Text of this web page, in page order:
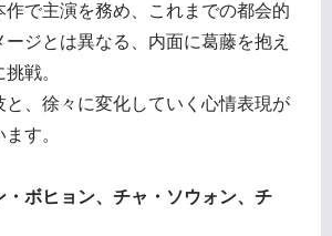
作で主演を務め、これまでの都会的
ジとは異なる、内面に葛藤を抱え
戦。
と、徐々に変化していく心情表現が
す。
・ボヒョン、チャ・ソウォン、チ